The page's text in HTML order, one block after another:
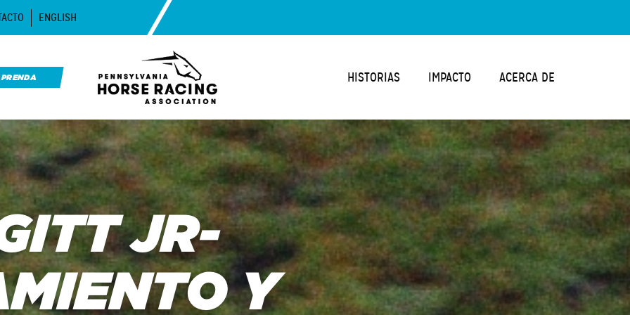
ENGLISH
HISTORIAS IMPACTO ACERCA DE
JR-
Y